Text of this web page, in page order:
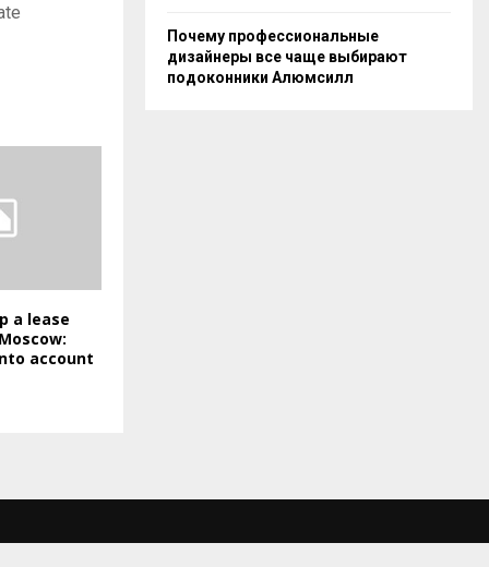
a lease
account
Почему профессиональные
дизайнеры все чаще выбирают
подоконники Алюмсилл